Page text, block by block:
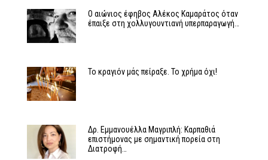
Ο αιώνιος έφηβος Αλέκος Καμαράτος όταν
έπαιξε στη χολλυγουντιανή υπερπαραγωγή…
Το κραγιόν μάς πείραξε. Το χρήμα όχι!
Δρ. Εμμανουέλλα Μαγριπλή: Καρπαθιά
επιστήμονας με σημαντική πορεία στη
Διατροφή…